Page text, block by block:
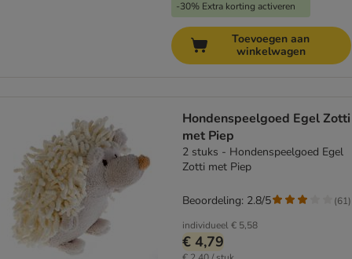
-30% Extra korting activeren
Toevoegen aan
winkelwagen
Hondenspeelgoed Egel Zotti
met Piep
2 stuks - Hondenspeelgoed Egel
Zotti met Piep
individueel€ 5,58
€ 4,79
Beoordeling: 2.8/5 (61)